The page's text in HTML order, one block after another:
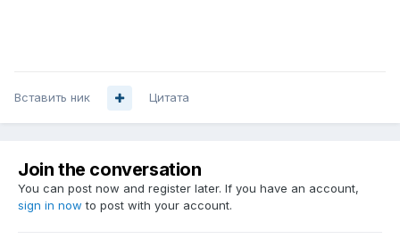
Вставить ник Цитата
Join the conversation
You can post now and register later. If you have an account,
sign in now to post with your account.